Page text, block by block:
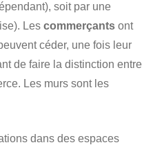
soit par une
Les commerçants ont
céder, une fois leur
de faire la distinction entre
Les murs sont les
dans des espaces